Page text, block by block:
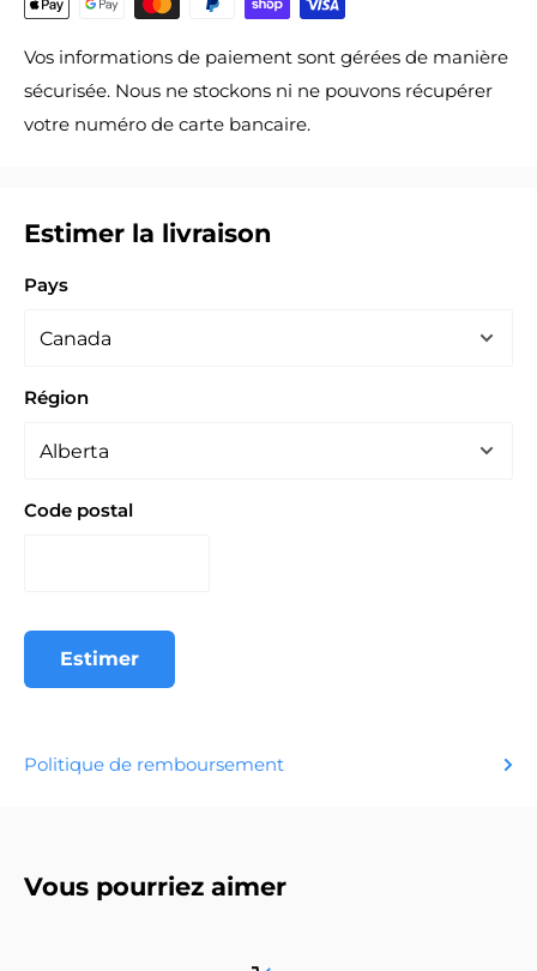
Vos informations de paiement sont gérées de manière
sécurisée. Nous ne stockons ni ne pouvons récupérer
votre numéro de carte bancaire.
Estimer la livraison
Pays
Région
Code postal
Estimer
Politique de remboursement
Vous pourriez aimer